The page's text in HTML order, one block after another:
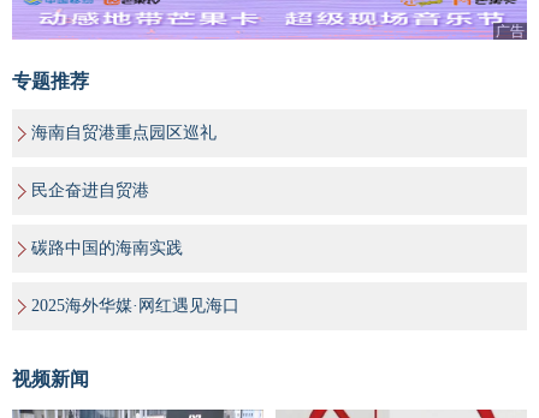
广告
专题推荐
海南自贸港重点园区巡礼
民企奋进自贸港
碳路中国的海南实践
2025海外华媒·网红遇见海口
视频新闻